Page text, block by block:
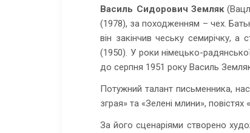
Василь Сидорович Земляк
(1978), за походженням – чех.
він закінчив чеську семирічку, а
(1950). У роки німецько-
до серпня 1951 року Василь
Потужний талант письменника,
зграя» та «Зелені млини»,
За його сценаріями створено